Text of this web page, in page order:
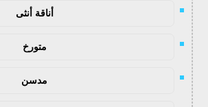
أناقة أنثى
متورخ
مدسن